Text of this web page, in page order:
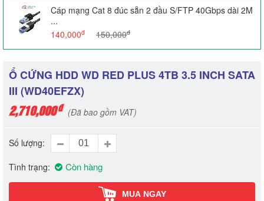
Cáp mạng Cat 8 đúc sẵn 2 đầu S/FTP 40Gbps dài 2M
...
140,000đ 150,000đ
Ổ CỨNG HDD WD RED PLUS 4TB 3.5 INCH SATA
III (WD40EFZX)
2,710,000đ (Đã bao gồm VAT)
Số lượng
Tình trạng Còn hàng
MUA NGAY